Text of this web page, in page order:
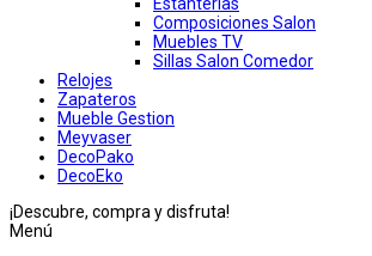
Estanterias
Composiciones Salon
Muebles TV
Sillas Salon Comedor
Relojes
Zapateros
Mueble Gestion
Meyvaser
DecoPako
DecoEko
¡Descubre, compra y disfruta!
Menú